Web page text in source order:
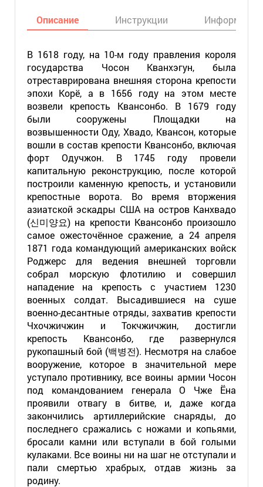
Описание Инструкции Информация
В 1618 году, на 10-м году правления короля
государства Чосон Кванхэгун, была
отреставрирована внешняя сторона крепости
эпохи Корё, а в 1656 году на этом месте
возвели крепость Квансонбо. В 1679 году
были сооружены Площадки на
возвышенности Оду, Хвадо, Квансон, которые
вошли в состав крепости Квансонбо, включая
форт Одучжон. В 1745 году провели
капитальную реконструкцию, после которой
построили каменную крепость, и установили
крепостные ворота. Во время вторжения
азиатской эскадры США на остров Канхвадо
(신미양요) на крепости Квансонбо произошло
самое ожесточённое сражение, а 24 апреля
1871 года командующий американских войск
Роджерс для ведения внешней торговли
собрал морскую флотилию и совершил
нападение на крепость с участием 1230
военных солдат. Высадившиеся на суше
военно-десантные отряды, захватив крепости
Чхочжичжин и Токчжичжин, достигли
крепость Квансонбо, где развернулся
рукопашный бой (백병전). Несмотря на слабое
вооружение, которое в значительной мере
уступало противнику, все воины армии Чосон
под командованием генерала О Чже Ёна
проявили отвагу в битве, и, даже когда
закончились артиллерийские снаряды, до
последнего сражались с ножами и копьями,
бросали камни или вступали в бой голыми
кулаками. Все воины ни на шаг не отступали и
пали смертью храбрых, отдав жизнь за
родину.